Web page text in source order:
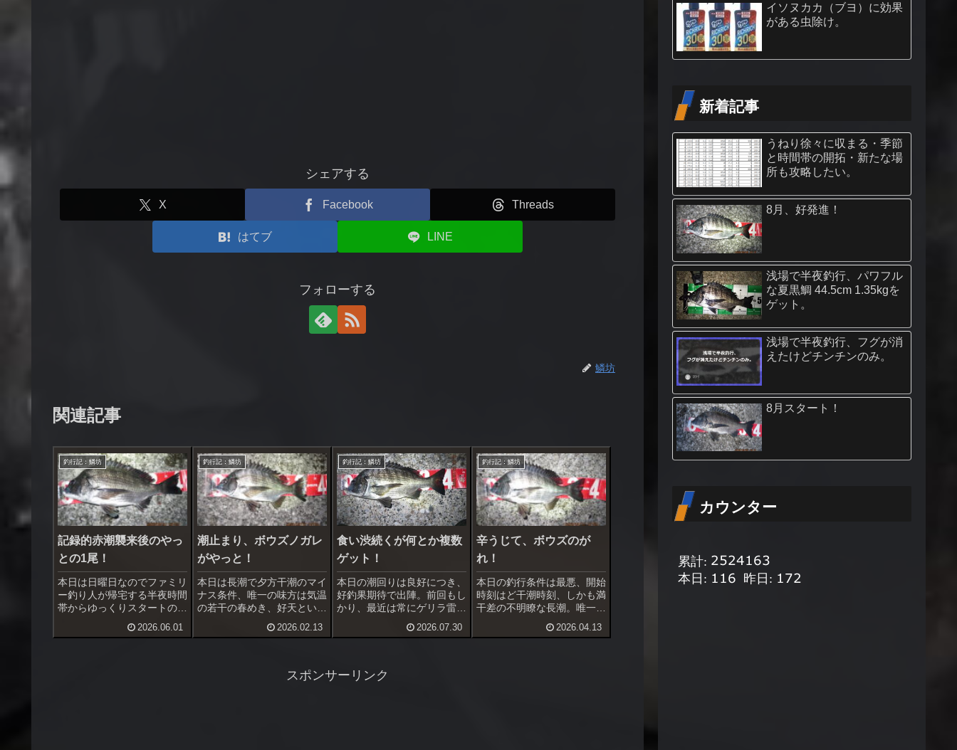
シェアする
X Facebook Threads
はてブ LINE
フォローする
鱗坊
関連記事
釣行記：鱗坊
記録的赤潮襲来後のやっ
との1尾！
本日は日曜日なのでファミリ
ー釣り人が帰宅する半夜時間
帯からゆっくりスタートの計
近くになってきたので到着時
2026.06.01
釣行記：鱗坊
潮止まり、ボウズノガレ
がやっと！
本日は長潮で夕方干潮のマイ
ナス条件、唯一の味方は気温
の若干の春めき、好天という
アの戦いになることは覚悟の
2026.02.13
釣行記：鱗坊
食い渋続くが何とか複数
ゲット！
本日の潮回りは良好につき、
好釣果期待で出陣。前回もし
かり、最近は常にゲリラ雷雨
程が多かった。今日の天気は
高。後は釣れてくれれば良い
だけ。
2026.07.30
釣行記：鱗坊
辛うじて、ボウズのが
れ！
本日の釣行条件は最悪、開始
時刻はど干潮時刻、しかも満
干差の不明瞭な長潮。唯一の
心配無しというだけ。特に温
2026.04.13
スポンサーリンク
イソヌカカ（ブヨ）に効果
がある虫除け。
新着記事
うねり徐々に収まる・季節
と時間帯の開拓・新たな場
所も攻略したい。
8月、好発進！
浅場で半夜釣行、パワフル
な夏黒鯛 44.5cm 1.35kgを
ゲット。
浅場で半夜釣行、フグが消
えたけどチンチンのみ。
8月スタート！
カウンター